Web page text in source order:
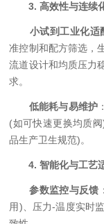
​​3. 高效性与连续
小试到工业化适
准控制和配方筛选，
流道设计和均质压力
求。
​低能耗与易维护​
(如可快速更换均质
品生产卫生规范)。
​​4. 智能化与工艺
​​参数监控与反馈​
用)、压力-温度实时